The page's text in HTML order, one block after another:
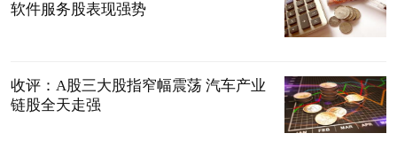
软件服务股表现强势
收评：A股三大股指窄幅震荡 汽车产业
链股全天走强